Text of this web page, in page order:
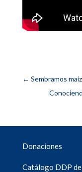
← Sembramos
Donaciones
Catálogo DDP